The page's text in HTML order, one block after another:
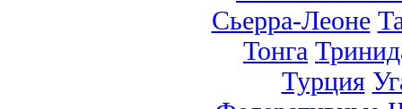
Сьерра-Леоне
Тонга
Турция